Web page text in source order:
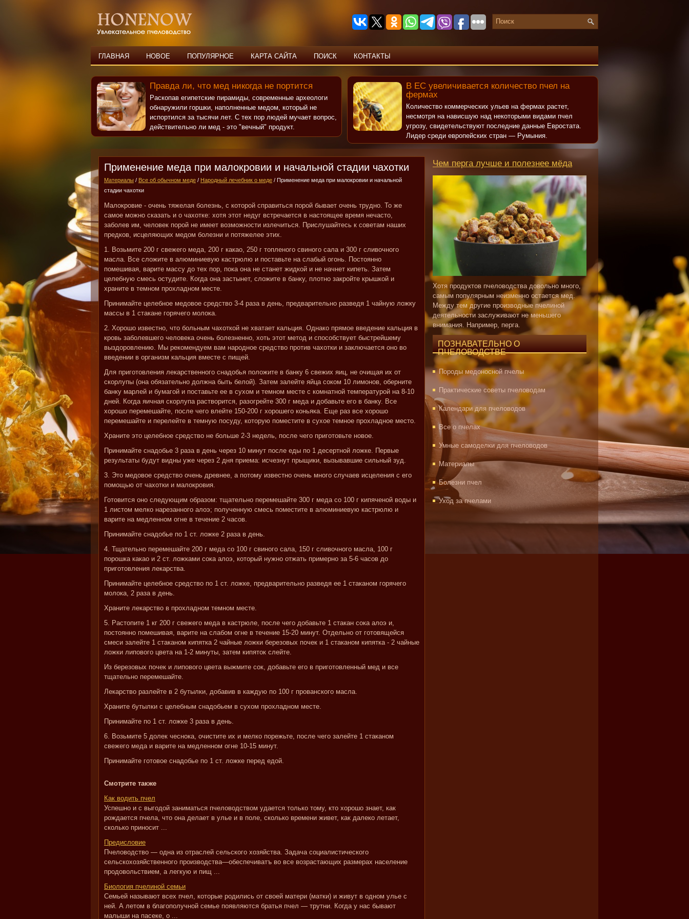
ГЛАВНАЯ НОВОЕ ПОПУЛЯРНОЕ КАРТА САЙТА ПОИСК КОНТАКТЫ
Правда ли, что мед никогда не портится
Раскопав египетские пирамиды, современные археологи
обнаружили горшки, наполненные медом, который не
испортился за тысячи лет. С тех пор людей мучает вопрос,
действительно ли мед - это "вечный" продукт.
В ЕС увеличивается количество пчел на
фермах
Количество коммерческих ульев на фермах растет,
несмотря на нависшую над некоторыми видами пчел
угрозу, свидетельствуют последние данные Евростата.
Лидер среди европейских стран — Румыния.
Применение меда при малокровии и начальной стадии чахотки
Материалы / Все об обычном меде / Народный лечебник о меде / Применение меда при малокровии и начальной
стадии чахотки
Малокровие - очень тяжелая болезнь, с которой справиться порой бывает очень трудно. То же
самое можно сказать и о чахотке: хотя этот недуг встречается в настоящее время нечасто,
заболев им, человек порой не имеет возможности излечиться. Прислушайтесь к советам наших
предков, исцеляющих медом болезни и потяжелее этих.
1. Возьмите 200 г свежего меда, 200 г какао, 250 г топленого свиного сала и 300 г сливочного
масла. Все сложите в алюминиевую кастрюлю и поставьте на слабый огонь. Постоянно
помешивая, варите массу до тех пор, пока она не станет жидкой и не начнет кипеть. Затем
целебную смесь остудите. Когда она застынет, сложите в банку, плотно закройте крышкой и
храните в темном прохладном месте.
Принимайте целебное медовое средство 3-4 раза в день, предварительно разведя 1 чайную ложку
массы в 1 стакане горячего молока.
2. Хорошо известно, что больным чахоткой не хватает кальция. Однако прямое введение кальция в
кровь заболевшего человека очень болезненно, хоть этот метод и способствует быстрейшему
выздоровлению. Мы рекомендуем вам народное средство против чахотки и заключается оно во
введении в организм кальция вместе с пищей.
Для приготовления лекарственного снадобья положите в банку 6 свежих яиц, не очищая их от
скорлупы (она обязательно должна быть белой). Затем залейте яйца соком 10 лимонов, оберните
банку марлей и бумагой и поставьте ее в сухом и темном месте с комнатной температурой на 8-10
дней. Когда яичная скорлупа растворится, разогрейте 300 г меда и добавьте его в банку. Все
хорошо перемешайте, после чего влейте 150-200 г хорошего коньяка. Еще раз все хорошо
перемешайте и перелейте в темную посуду, которую поместите в сухое темное прохладное место.
Храните это целебное средство не больше 2-3 недель, после чего приготовьте новое.
Принимайте снадобье 3 раза в день через 10 минут после еды по 1 десертной ложке. Первые
результаты будут видны уже через 2 дня приема: исчезнут прыщики, вызывавшие сильный зуд.
3. Это медовое средство очень древнее, а потому известно очень много случаев исцеления с его
помощью от чахотки и малокровия.
Готовится оно следующим образом: тщательно перемешайте 300 г меда со 100 г кипяченой воды и
1 листом мелко нарезанного алоэ; полученную смесь поместите в алюминиевую кастрюлю и
варите на медленном огне в течение 2 часов.
Принимайте снадобье по 1 ст. ложке 2 раза в день.
4. Тщательно перемешайте 200 г меда со 100 г свиного сала, 150 г сливочного масла, 100 г
порошка какао и 2 ст. ложками сока алоэ, который нужно отжать примерно за 5-6 часов до
приготовления лекарства.
Принимайте целебное средство по 1 ст. ложке, предварительно разведя ее 1 стаканом горячего
молока, 2 раза в день.
Храните лекарство в прохладном темном месте.
5. Растопите 1 кг 200 г свежего меда в кастрюле, после чего добавьте 1 стакан сока алоэ и,
постоянно помешивая, варите на слабом огне в течение 15-20 минут. Отдельно от готовящейся
смеси залейте 1 стаканом кипятка 2 чайные ложки березовых почек и 1 стаканом кипятка - 2 чайные
ложки липового цвета на 1-2 минуты, затем кипяток слейте.
Из березовых почек и липового цвета выжмите сок, добавьте его в приготовленный мед и все
тщательно перемешайте.
Лекарство разлейте в 2 бутылки, добавив в каждую по 100 г прованского масла.
Храните бутылки с целебным снадобьем в сухом прохладном месте.
Принимайте по 1 ст. ложке 3 раза в день.
6. Возьмите 5 долек чеснока, очистите их и мелко порежьте, после чего залейте 1 стаканом
свежего меда и варите на медленном огне 10-15 минут.
Принимайте готовое снадобье по 1 ст. ложке перед едой.
Смотрите также
Как водить пчел
Успешно и с выгодой заниматься пчеловодством удается только тому, кто хорошо знает, как
рождается пчела, что она делает в улье и в поле, сколько времени живет, как далеко летает,
сколько приносит ...
Предисловие
Пчеловодство — одна из отраслей сельского хозяйства. Задача социалистического
сельскохозяйственного производства—обеспечиватъ во все возрастающих размерах население
продовольствием, а легкую и пищ ...
Биология пчелиной семьи
Семьей называют всех пчел, которые родились от своей матери (матки) и живут в одном улье с
ней. А летом в благополучной семье появляются братья пчел — трутни. Когда у нас бывают
малыши на пасеке, о ...
Чем перга лучше и полезнее мёда
Хотя продуктов пчеловодства довольно много,
самым популярным неизменно остается мед.
Между тем другие производные пчелиной
деятельности заслуживают не меньшего
внимания. Например, перга.
ПОЗНАВАТЕЛЬНО О
ПЧЕЛОВОДСТВЕ
Породы медоносной пчелы
Практические советы пчеловодам
Календари для пчеловодов
Все о пчелах
Умные самоделки для пчеловодов
Материалы
Болезни пчел
Уход за пчелами